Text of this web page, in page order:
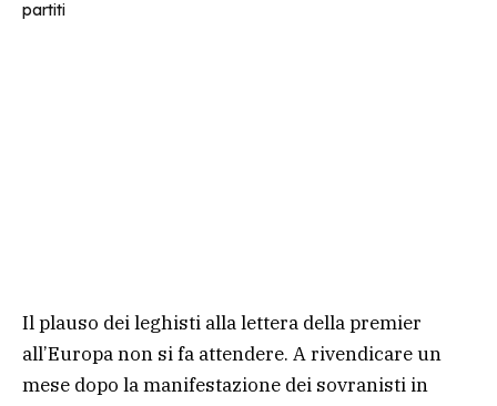
Il plauso dei leghisti alla lettera della premier
all’Europa non si fa attendere. A rivendicare un
mese dopo la manifestazione dei sovranisti in